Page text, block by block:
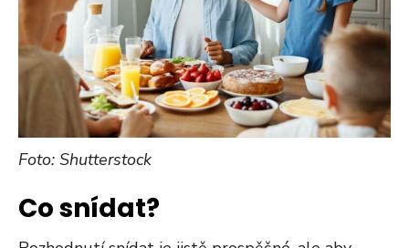
Foto: Shutterstock
Co snídat?